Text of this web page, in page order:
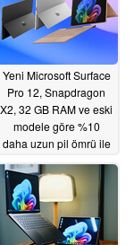
Yeni Microsoft Surface
Pro 12, Snapdragon
X2, 32 GB RAM ve eski
modele göre %10
daha uzun pil ömrü ile
06/03/2026